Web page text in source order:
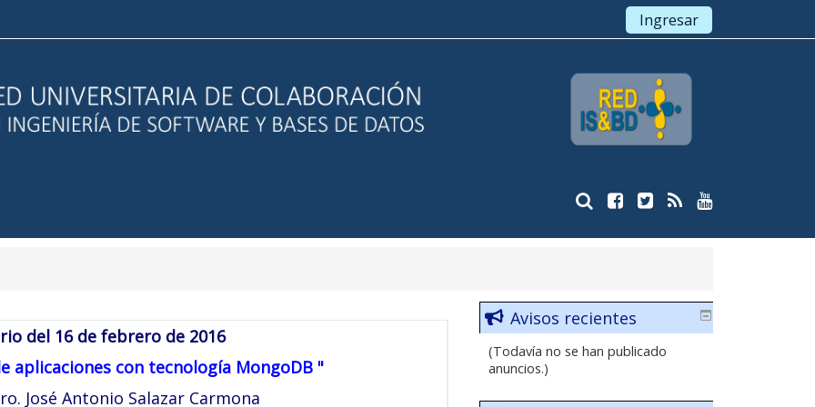
Ingresar
del 16 de febrero de 2016
aplicaciones con tecnología MongoDB "
José Antonio Salazar Carmona
Avisos recientes
(Todavía no se han publicado
anuncios.)